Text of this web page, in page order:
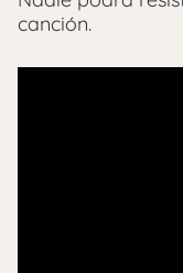
canción.